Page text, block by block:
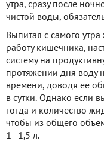
утра, сразу после
чистой воды,
Выпитая с самого
работу кишечника,
систему на
протяжении дня воду
времени, доводя её
в сутки. Однако если
тогда и количество
чтобы из общего
1–1,5 л.